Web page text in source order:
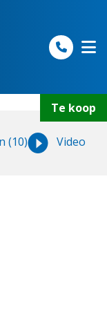
Te koop
(10) Video